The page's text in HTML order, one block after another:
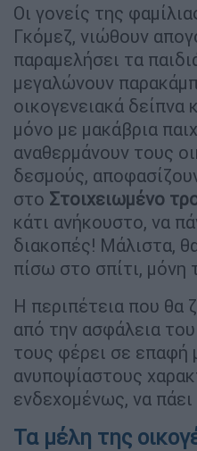
Οι γονείς της
Γκόμεζ, νιώθουν
παραμελήσει τα
μεγαλώνουν
οικογενειακά δείπνα
μόνο με μακάβρια
αναθερμάνουν τους
δεσμούς,
στο Στοιχειωμένο
κάτι ανήκουστο, να
διακοπές! Μάλιστα,
πίσω στο σπίτι, μόνη
Η περιπέτεια που θα
από την ασφάλεια
τους φέρει σε επαφή
ανυποψίαστους
ενδεχομένως, να
Τα μέλη της